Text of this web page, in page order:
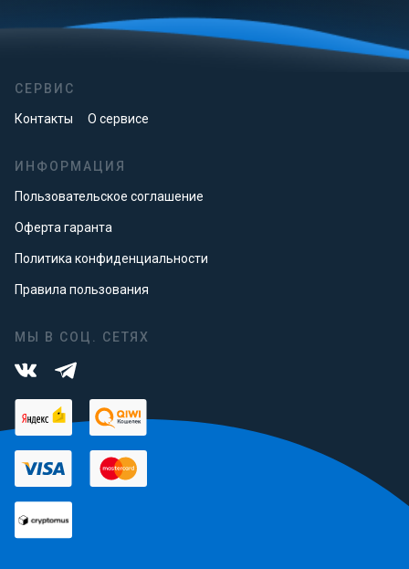
СЕРВИС
Контакты О сервисе
ИНФОРМАЦИЯ
Пользовательское соглашение
Оферта гаранта
Политика конфиденциальности
Правила пользования
МЫ В СОЦ. СЕТЯХ